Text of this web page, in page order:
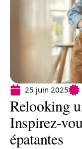
25 juin 2025
Relooking
Inspirez-
épatantes